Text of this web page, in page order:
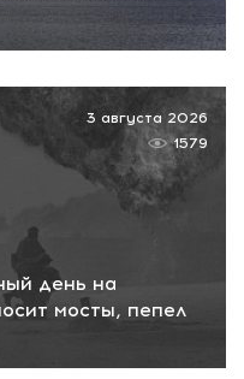
день на
мосты, пепел
3 августа 2026
1579